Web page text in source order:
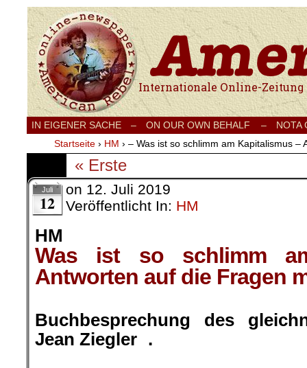
Internationale Onlinezeitung für Frieden,
IN EIGENER SACHE – ON OUR OWN BEHALF –
NOTA
Startseite › HM › – Was ist so schlimm am Kapitalismus
« Erste
Juli
12
on 12. Juli 2019
Veröffentlicht In: HM
HM
Was ist so schlimm
Antworten auf die Fragen
Buchbesprechung des
Jean Ziegler .